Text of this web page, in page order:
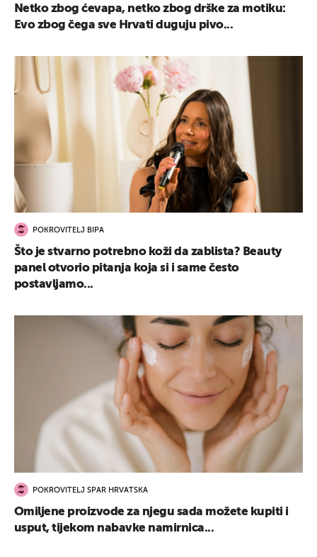
Netko zbog ćevapa, netko zbog drške za motiku:
Evo zbog čega sve Hrvati duguju pivo...
POKROVITELJ BIPA
Što je stvarno potrebno koži da zablista? Beauty
panel otvorio pitanja koja si i same često
postavljamo...
POKROVITELJ SPAR HRVATSKA
Omiljene proizvode za njegu sada možete kupiti i
usput, tijekom nabavke namirnica...
UKLJUČITE NOTIFIKACIJE